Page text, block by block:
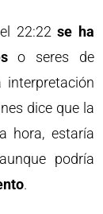
22:22se ha
o seres de
interpretación
dice que la
hora, estaría
podría
.